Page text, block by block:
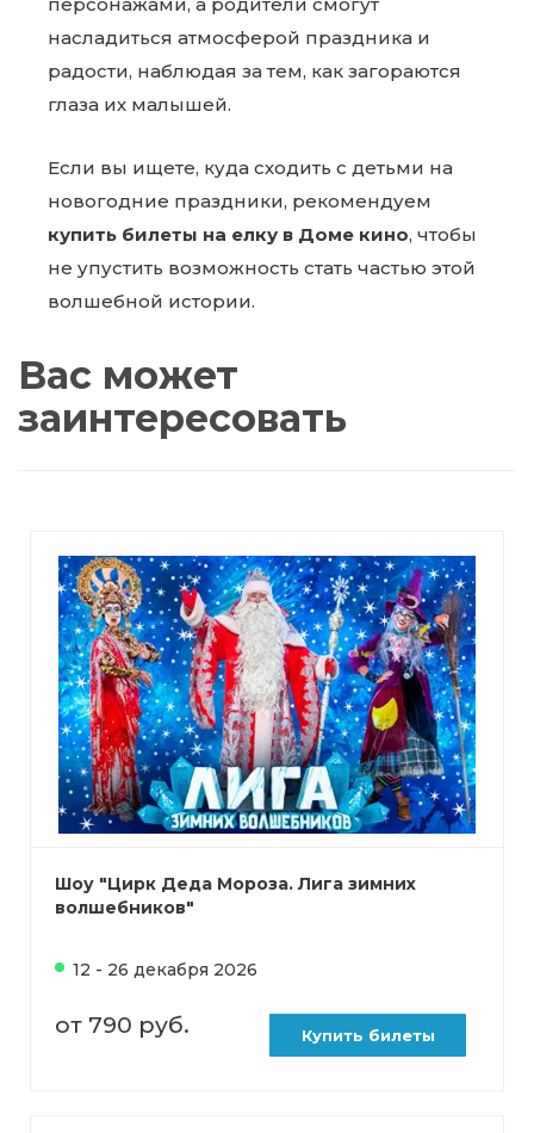
насладиться атмосферой праздника и
радости, наблюдая за тем, как загораются
глаза их малышей.
Если вы ищете, куда сходить с детьми на
новогодние праздники, рекомендуем
купить билеты на елку в Доме кино, чтобы
не упустить возможность стать частью этой
волшебной истории.
Вас может
заинтересовать
Шоу "Цирк Деда Мороза. Лига зимних
волшебников"
12 - 26 декабря 2026
от 790 руб. Купить билеты